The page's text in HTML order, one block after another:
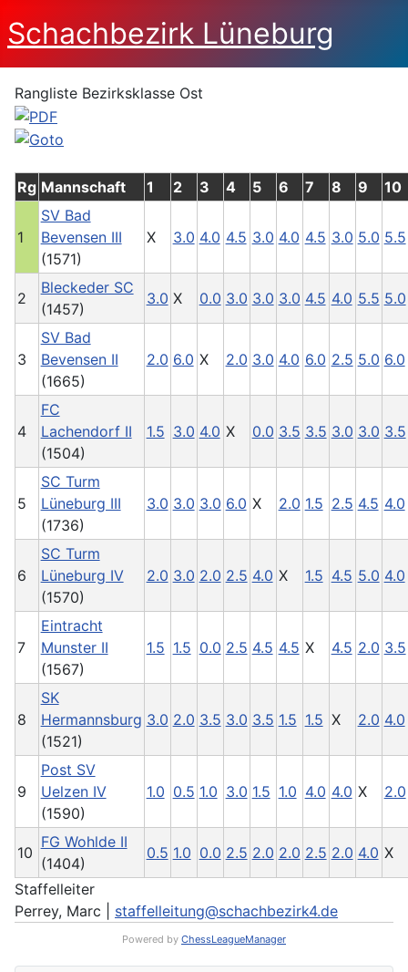
Schachbezirk Lüneburg
Rangliste Bezirksklasse Ost
Rg Mannschaft 1 2 3 4 5 6 7 8 9 10
1
SV Bad
Bevensen III
(1571)
X 3.0 4.0 4.5 3.0 4.0 4.5 3.0 5.0 5.5
2
Bleckeder SC
(1457)
3.0 X 0.0 3.0 3.0 3.0 4.5 4.0 5.5 5.0
3
SV Bad
Bevensen II
(1665)
2.0 6.0 X 2.0 3.0 4.0 6.0 2.5 5.0 6.0
4
FC
Lachendorf II
(1504)
1.5 3.0 4.0 X 0.0 3.5 3.5 3.0 3.0 3.5
5
SC Turm
Lüneburg III
(1736)
3.0 3.0 3.0 6.0 X 2.0 1.5 2.5 4.5 4.0
6
SC Turm
Lüneburg IV
(1570)
2.0 3.0 2.0 2.5 4.0 X 1.5 4.5 5.0 4.0
7
Eintracht
Munster II
(1567)
1.5 1.5 0.0 2.5 4.5 4.5 X 4.5 2.0 3.5
8
SK
Hermannsburg
(1521)
3.0 2.0 3.5 3.0 3.5 1.5 1.5 X 2.0 4.0
9
Post SV
Uelzen IV
(1590)
1.0 0.5 1.0 3.0 1.5 1.0 4.0 4.0 X 2.0
10
FG Wohlde II
(1404)
0.5 1.0 0.0 2.5 2.0 2.0 2.5 2.0 4.0 X
Staffelleiter
Perrey, Marc | staffelleitung@schachbezirk4.de
Powered by ChessLeagueManager